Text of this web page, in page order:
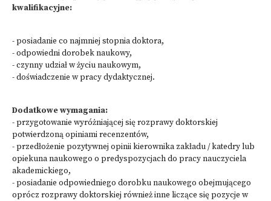
kwalifikacyjne:
- posiadanie co najmniej stopnia doktora,
- odpowiedni dorobek naukowy,
- czynny udział w życiu naukowym,
- doświadczenie w pracy dydaktycznej.
Dodatkowe wymagania:
- przygotowanie wyróżniającej się rozprawy doktorskiej
potwierdzoną opiniami recenzentów,
- przedłożenie pozytywnej opinii kierownika zakładu / katedry lub
opiekuna naukowego o predyspozycjach do pracy nauczyciela
akademickiego,
- posiadanie odpowiedniego dorobku naukowego obejmującego
oprócz rozprawy doktorskiej również inne liczące się pozycje w